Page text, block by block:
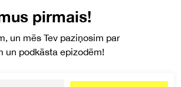
pirmais!
un mēs Tev paziņosim par
un podkāsta epizodēm!